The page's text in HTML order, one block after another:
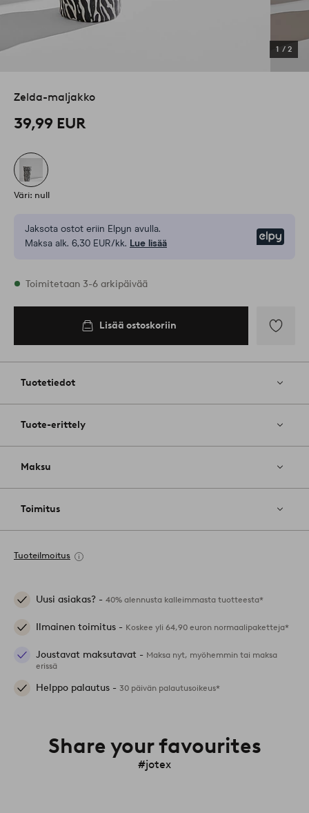
1 / 2
Zelda-maljakko
39,99 EUR
Väri: null
Jaksota ostot eriin Elpyn avulla.
Maksa alk. 6,30 EUR/kk. Lue lisää
Varastossa
Toimitetaan 3-6 arkipäivää
Lisää ostoskoriin
Tuotetiedot
Tuote-erittely
Maksu
Toimitus
Tuoteilmoitus
Uusi asiakas? - 40% alennusta kalleimmasta tuotteesta*
Ilmainen toimitus - Koskee yli 64,90 euron normaalipaketteja*
Joustavat maksutavat - Maksa nyt, myöhemmin tai maksa
erissä
Helppo palautus - 30 päivän palautusoikeus*
Share your favourites
#jotex